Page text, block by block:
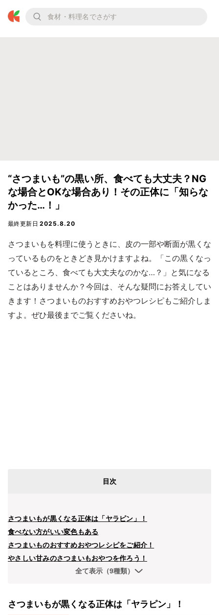
“さつまいも”の黒い所、食べても大丈夫？NG
な場合とOKな場合あり！その正体に「知らな
かった…！」
最終更新日2025.8.20
さつまいもを料理に使うときに、皮の一部や断面が黒くな
っているものをときどき見かけますよね。「この黒くなっ
ているところ、食べても大丈夫なのかな…？」と気になる
ことはありませんか？今回は、そんな疑問にお答えしてい
きます！さつまいものおすすめおやつレシピもご紹介しま
すよ。ぜひ最後までご覧くださいね。
目次
さつまいもが黒くなる正体は「ヤラピン」！
食べない方がいい変色もある
さつまいものおすすめおやつレシピをご紹介！
やさしい甘みのさつまいもおやつを作ろう！
全て表示（9種類）
さつまいもが黒くなる正体は「ヤラピン」！